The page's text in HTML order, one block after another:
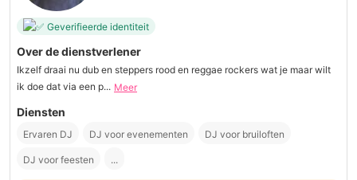
Geverifieerde identiteit
Over de dienstverlener
Ikzelf draai nu dub en steppers rood en reggae rockers wat je maar wilt
ik doe dat via een p... Meer
Diensten
Ervaren DJ DJ voor evenementen DJ voor bruiloften
DJ voor feesten ...